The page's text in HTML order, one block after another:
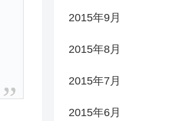
2015年9月
2015年8月
2015年7月
2015年6月